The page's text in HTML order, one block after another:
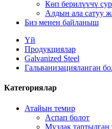
Көп берилүүчү
Алдын ала сатуу
Биз менен байланыш
Үй
Продукциялар
Galvanized Steel
Гальванизацияланган
Категориялар
Атайын темир
Аспап болот
Муздак тартылган